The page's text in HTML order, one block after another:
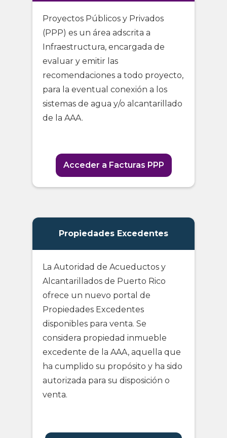
Proyectos Públicos y Privados
(PPP) es un área adscrita a
Infraestructura, encargada de
evaluar y emitir las
recomendaciones a todo proyecto,
para la eventual conexión a los
sistemas de agua y/o alcantarillado
de la AAA.
Acceder a Facturas PPP
Propiedades Excedentes
La Autoridad de Acueductos y
Alcantarillados de Puerto Rico
ofrece un nuevo portal de
Propiedades Excedentes
disponibles para venta. Se
considera propiedad inmueble
excedente de la AAA, aquella que
ha cumplido su propósito y ha sido
autorizada para su disposición o
venta.